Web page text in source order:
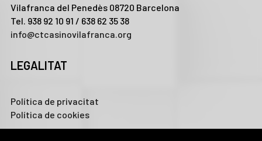
Vilafranca del Penedès 08720 Barcelona
Tel. 938 92 10 91 / 638 62 35 38
info@ctcasinovilafranca.org
LEGALITAT
Política de privacitat
Política de cookies